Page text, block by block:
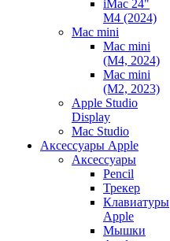
iMac 24"
M4 (2024)
Mac mini
Mac mini
(M4, 2024)
Mac mini
(M2, 2023)
Apple Studio
Display
Mac Studio
Аксессуары Apple
Аксессуары
Pencil
Трекер
Клавиатуры
Apple
Мышки